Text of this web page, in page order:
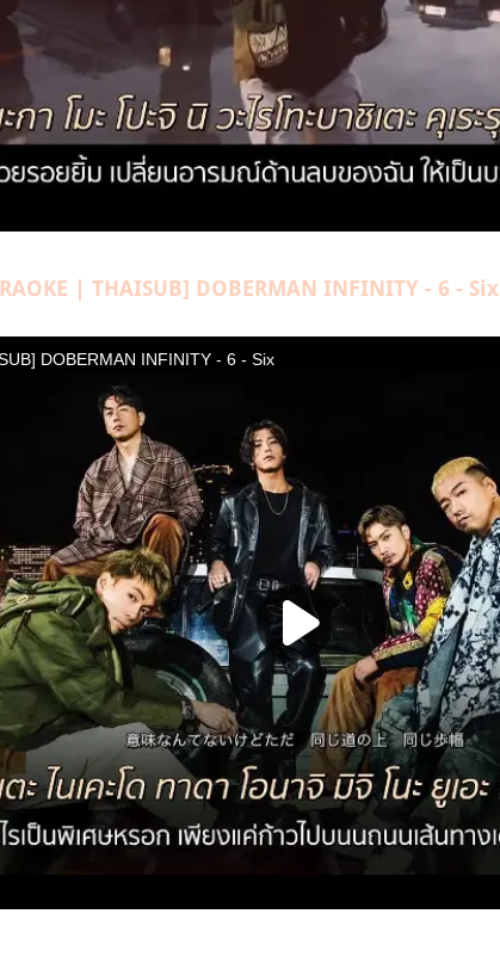
| THAISUB] DOBERMAN INFINITY - 6 -